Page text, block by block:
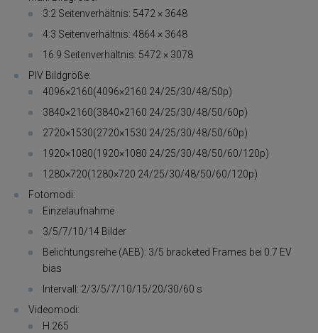
3:2 Seitenverhältnis: 5472 × 3648
4:3 Seitenverhältnis: 4864 × 3648
16:9 Seitenverhältnis: 5472 × 3078
PIV Bildgröße:
4096×2160(4096×2160 24/25/30/48/50p)
3840×2160(3840×2160 24/25/30/48/50/60p)
2720×1530(2720×1530 24/25/30/48/50/60p)
1920×1080(1920×1080 24/25/30/48/50/60/120p)
1280×720(1280×720 24/25/30/48/50/60/120p)
Fotomodi:
Einzelaufnahme
3/5/7/10/14 Bilder
Belichtungsreihe (AEB): 3/5 bracketed Frames bei 0.7 EV
bias
Intervall: 2/3/5/7/10/15/20/30/60 s
Videomodi:
H.265